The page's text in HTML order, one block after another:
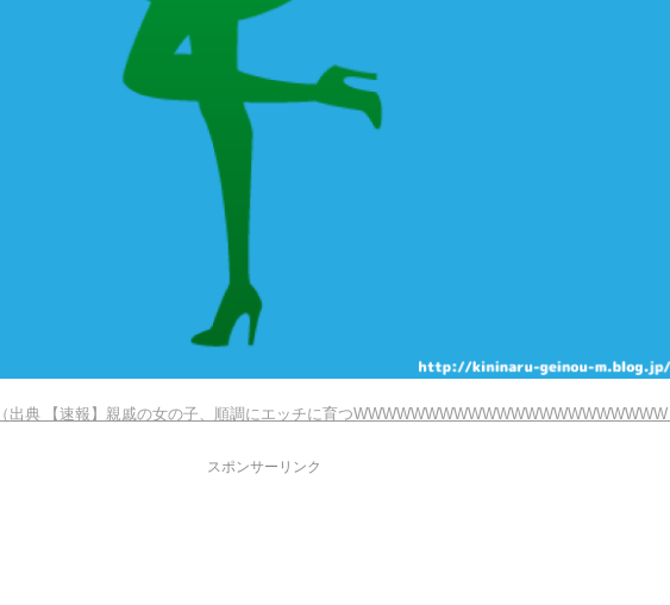
（出典 【速報】親戚の女の子、順調にエッチに育つ
スポンサーリンク